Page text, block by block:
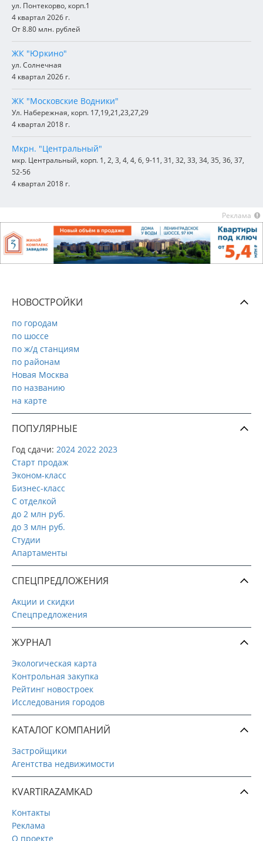
ул. Понтекорво, корп.1
4 квартал 2026 г.
От 8.80 млн. рублей
ЖК "Юркино"
ул. Солнечная
4 квартал 2026 г.
ЖК "Московские Водники"
Ул. Набережная, корп. 17,19,21,23,27,29
4 квартал 2018 г.
Мкрн. "Центральный"
мкр. Центральный, корп. 1, 2, 3, 4, 4, 6, 9-11, 31, 32, 33, 34, 35, 36, 37,
52-56
4 квартал 2018 г.
Реклама
НОВОСТРОЙКИ
по городам
по шоссе
по ж/д станциям
по районам
Новая Москва
по названию
на карте
ПОПУЛЯРНЫЕ
Год сдачи: 2024 2022 2023
Старт продаж
Эконом-класс
Бизнес-класс
С отделкой
до 2 млн руб.
до 3 млн руб.
Студии
Апартаменты
СПЕЦПРЕДЛОЖЕНИЯ
Акции и скидки
Спецпредложения
ЖУРНАЛ
Экологическая карта
Контрольная закупка
Рейтинг новостроек
Исследования городов
КАТАЛОГ КОМПАНИЙ
Застройщики
Агентства недвижимости
KVARTIRAZAMKAD
Контакты
Реклама
О проекте